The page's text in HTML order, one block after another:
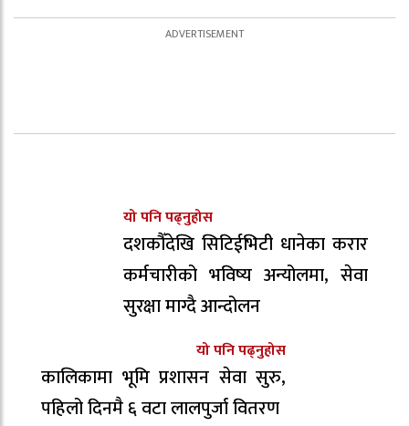
यो पनि पढ्नुहोस
दशकौँदेखि सिटिईभिटी धानेका करार
कर्मचारीको भविष्य अन्योलमा, सेवा
सुरक्षा माग्दै आन्दोलन
यो पनि पढ्नुहोस
कालिकामा भूमि प्रशासन सेवा सुरु,
पहिलो दिनमै ६ वटा लालपुर्जा वितरण